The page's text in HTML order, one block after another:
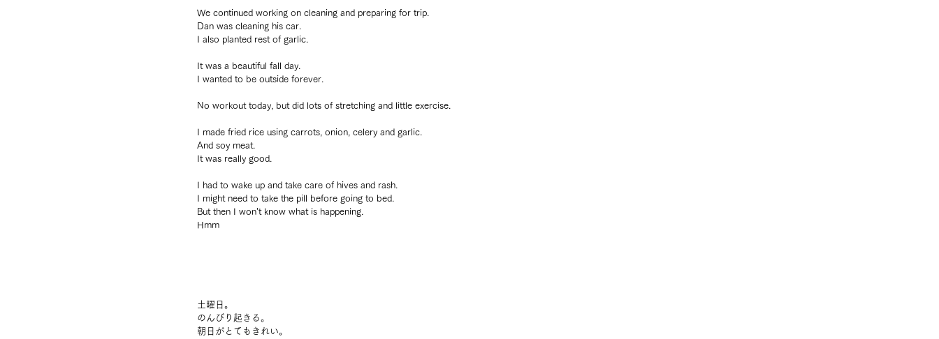
We continued working on cleaning and preparing for trip.
Dan was cleaning his car.
I also planted rest of garlic.
It was a beautiful fall day.
I wanted to be outside forever.
No workout today, but did lots of stretching and little exercise.
I made fried rice using carrots, onion, celery and garlic.
And soy meat.
It was really good.
I had to wake up and take care of hives and rash.
I might need to take the pill before going to bed.
But then I won’t know what is happening.
Hmm
土曜日。
のんびり起きる。
朝日がとてもきれい。